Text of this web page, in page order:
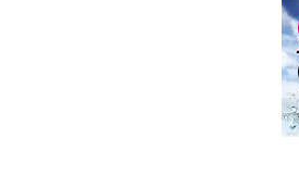
צפייה מהירה